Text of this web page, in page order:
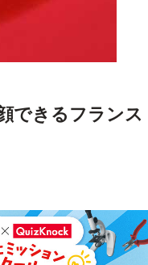
できるフランス